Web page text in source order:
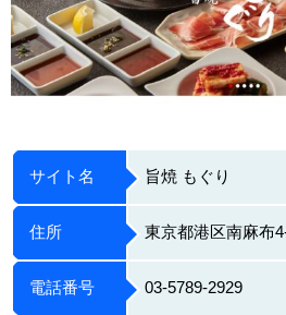
サイト名 旨焼 もぐり
住所 東京都港区南麻布
電話番号 03-5789-2929